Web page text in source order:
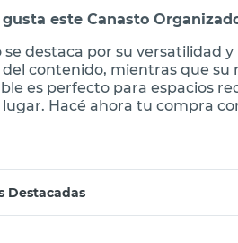
este Canasto
se destaca por su versatilidad
del contenido, mientras que
es perfecto para espacios
Hacé ahora tu compra
Destacadas